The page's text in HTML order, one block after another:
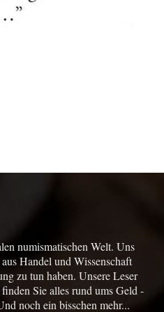
numismatischen Welt. Uns
Handel und Wissenschaft
zu tun haben. Unsere Leser
Sie alles rund ums Geld -
noch ein bisschen mehr...